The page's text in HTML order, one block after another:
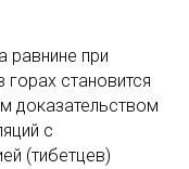
равнине при
становится
доказательством
с
(тибетцев)